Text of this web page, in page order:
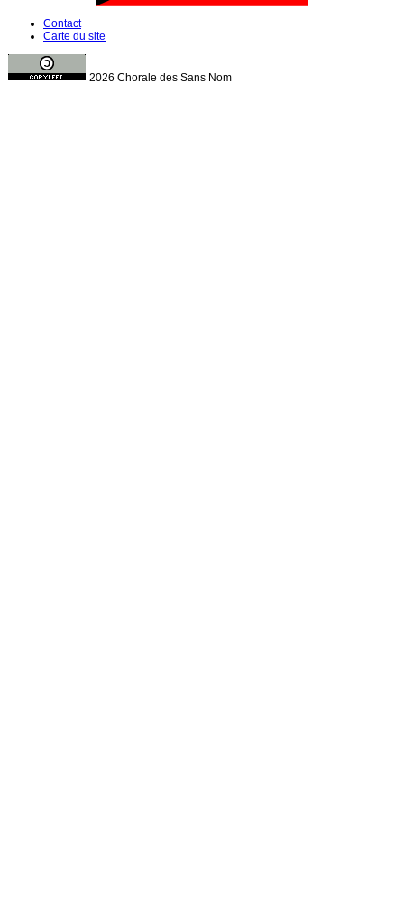
Contact
Carte du site
2026 Chorale des Sans Nom